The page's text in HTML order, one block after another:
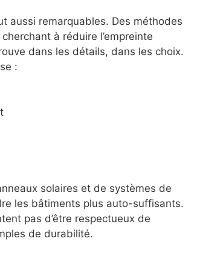
aussi remarquables. Des méthodes
à réduire l’empreinte
dans les détails, dans les choix.
:
solaires et de systèmes de
les bâtiments plus auto-suffisants.
pas d’être respectueux de
de durabilité.